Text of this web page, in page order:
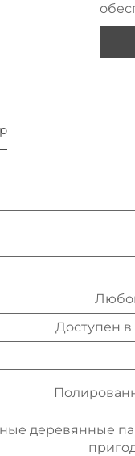
Доступен
деревянные